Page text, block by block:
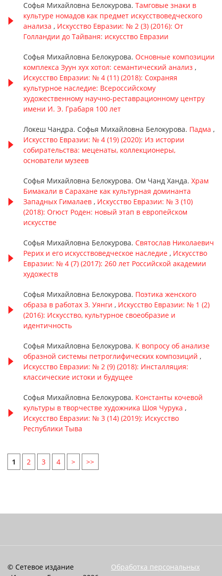
Софья Михайловна Белокурова. Тамговые знаки в
культуре номадов как предмет искусствоведческого
анализа , Искусство Евразии: № 2 (3) (2016): От
Голландии до Тайваня: искусство Евразии
Софья Михайловна Белокурова. Основные композиции
комплекса Зуун хух хотол: семантический анализ ,
Искусство Евразии: № 4 (11) (2018): Сохраняя
культурное наследие: Всероссийскому
художественному научно-реставрационному центру
имени И. Э. Грабаря 100 лет
Локеш Чандра. Софья Михайловна Белокурова. Падма ,
Искусство Евразии: № 4 (19) (2020): Из истории
собирательства: меценаты, коллекционеры,
основатели музеев
Софья Михайловна Белокурова. Ом Чанд Ханда. Храм
Бимакали в Сарахане как культурная доминанта
Западных Гималаев , Искусство Евразии: № 3 (10)
(2018): Огюст Роден: новый этап в европейском
искусстве
Софья Михайловна Белокурова. Святослав Николаевич
Рерих и его искусствоведческое наследие , Искусство
Евразии: № 4 (7) (2017): 260 лет Российской академии
художеств
Софья Михайловна Белокурова. Поэтика женского
образа в работах З. Уянги , Искусство Евразии: № 1 (2)
(2016): Искусство, культурное своеобразие и
идентичность
Софья Михайловна Белокурова. К вопросу об анализе
образной системы петроглифических композиций ,
Искусство Евразии: № 2 (9) (2018): Инсталляция:
классические истоки и будущее
Софья Михайловна Белокурова. Константы кочевой
культуры в творчестве художника Шоя Чурука ,
Искусство Евразии: № 3 (14) (2019): Искусство
Республики Тыва
1 2 3 4 > >>
© Сетевое издание
Обработка персональных